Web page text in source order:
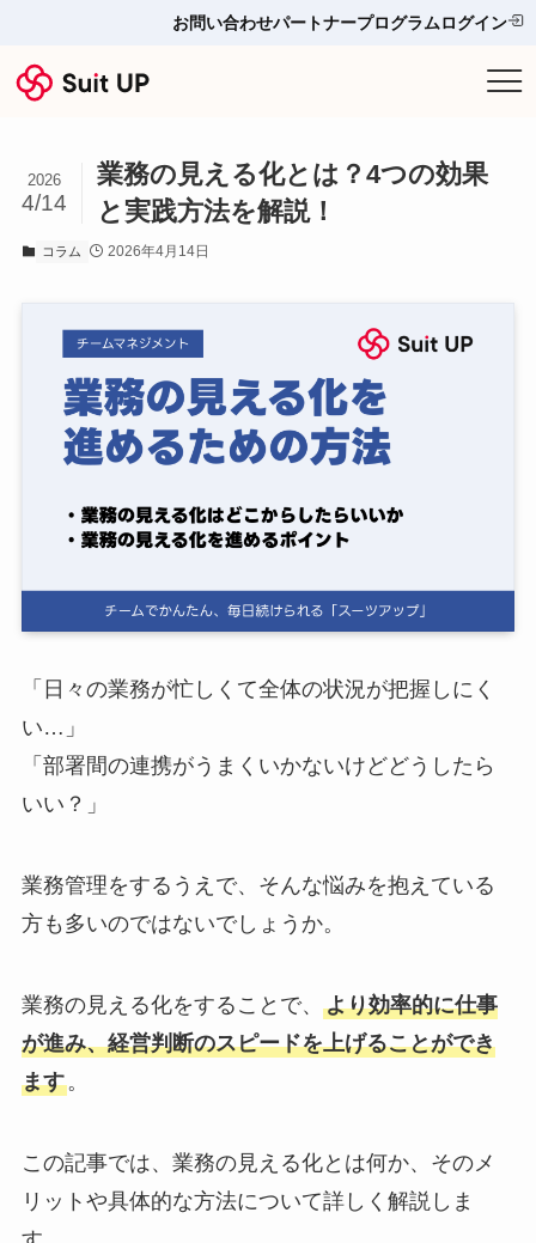
プランと料金
他ツールとの比較＆選び方
お役立ち情報
お問い合わせ
サービス概要資料はこちら
お問い合わせパートナープログラムログイン
業務の見える化とは？4つの効果
と実践方法を解説！
2026
4/14
コラム 2026年4月14日
「日々の業務が忙しくて全体の状況が把握しにく
い…」
「部署間の連携がうまくいかないけどどうしたら
いい？」
業務管理をするうえで、そんな悩みを抱えている
方も多いのではないでしょうか。
業務の見える化をすることで、 より効率的に仕事
が進み、経営判断のスピードを上げることができ
ます。
この記事では、業務の見える化とは何か、そのメ
リットや具体的な方法について詳しく解説しま